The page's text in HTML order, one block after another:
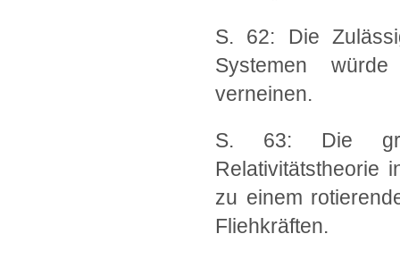
S. 62: Die
Systemen
verneinen.
S. 63: Die
Relativitätstheorie
zu einem
Fliehkräften.